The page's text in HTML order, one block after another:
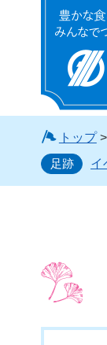
トップ>
足跡
イ